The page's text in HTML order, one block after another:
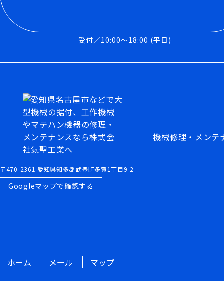
受付／10:00～18:00 (平日)
機械修理・メンテ
〒470-2361 愛知県知多郡武豊町多賀1丁目9-2
Googleマップで確認する
ホーム メール マップ